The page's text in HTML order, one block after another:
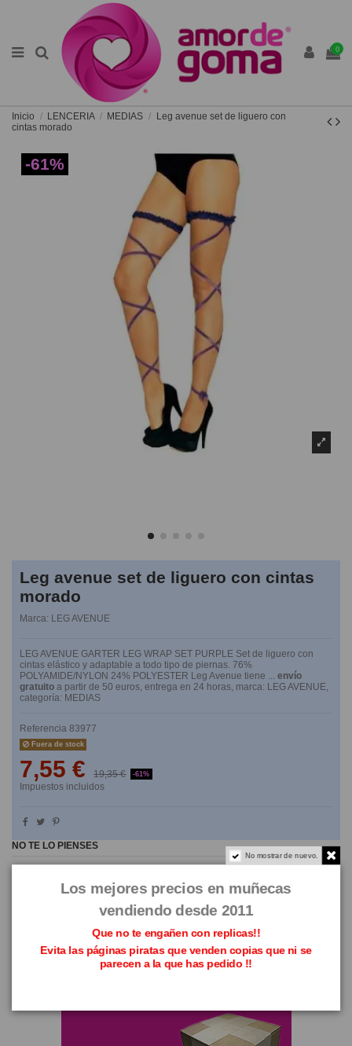
0
Inicio LENCERIA MEDIAS
Leg avenue set de liguero con
cintas morado
-61%
Leg avenue set de liguero con cintas
morado
Marca: LEG AVENUE
LEG AVENUE GARTER LEG WRAP SET PURPLE Set de liguero con
cintas elástico y adaptable a todo tipo de piernas. 76%
POLYAMIDE/NYLON 24% POLYESTER Leg Avenue tiene ... envío
gratuito a partir de 50 euros, entrega en 24 horas, marca: LEG AVENUE,
categoría: MEDIAS
Referencia 83977
Fuera de stock
7,55 € 19,35 € -61%
Impuestos incluidos
NO TE LO PIENSES
No mostrar de nuevo.
Los mejores precios en muñecas
vendiendo desde 2011
Que no te engañen con replicas!!
Evita las páginas piratas que venden copias que ni se
parecen a la que has pedido !!